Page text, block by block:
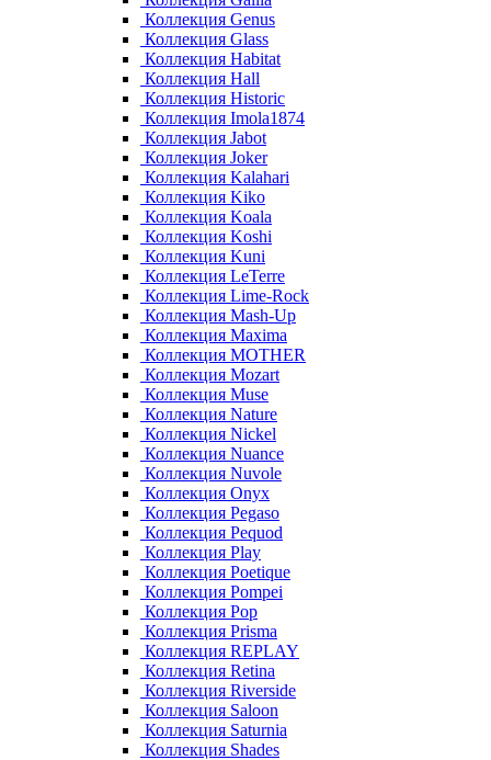
Коллекция Genus
Коллекция Glass
Коллекция Habitat
Коллекция Hall
Коллекция Historic
Коллекция Imola1874
Коллекция Jabot
Коллекция Joker
Коллекция Kalahari
Коллекция Kiko
Коллекция Koala
Коллекция Koshi
Коллекция Kuni
Коллекция LeTerre
Коллекция Lime-Rock
Коллекция Mash-Up
Коллекция Maxima
Коллекция MOTHER
Коллекция Mozart
Коллекция Muse
Коллекция Nature
Коллекция Nickel
Коллекция Nuance
Коллекция Nuvole
Коллекция Onyx
Коллекция Pegaso
Коллекция Pequod
Коллекция Play
Коллекция Poetique
Коллекция Pompei
Коллекция Pop
Коллекция Prisma
Коллекция REPLAY
Коллекция Retina
Коллекция Riverside
Коллекция Saloon
Коллекция Saturnia
Коллекция Shades